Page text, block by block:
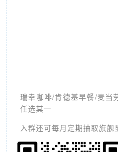
瑞幸咖啡/肯德基早餐/麦当
任选其一
入群还可每月定期抽取旗